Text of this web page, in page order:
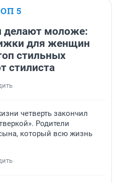
5
делают моложе:
для женщин
стильных
стилиста
четверть закончил
Родители
который всю жизнь